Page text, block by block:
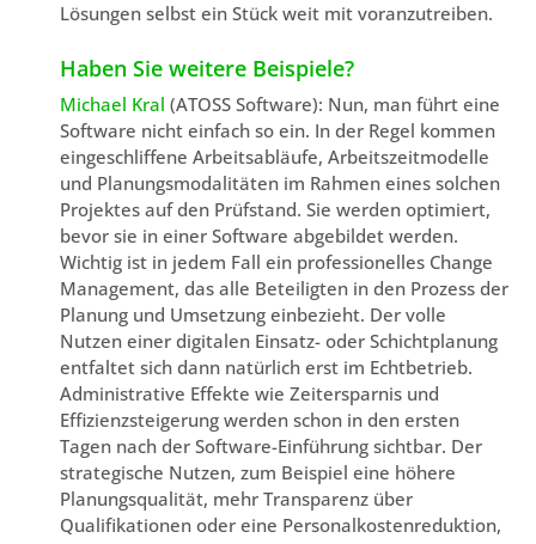
Lösungen selbst ein Stück weit mit voranzutreiben.
Haben Sie weitere Beispiele?
Michael Kral (ATOSS Software): Nun, man führt eine
Software nicht einfach so ein. In der Regel kommen
eingeschliffene Arbeitsabläufe, Arbeitszeitmodelle
und Planungsmodalitäten im Rahmen eines solchen
Projektes auf den Prüfstand. Sie werden optimiert,
bevor sie in einer Software abgebildet werden.
Wichtig ist in jedem Fall ein professionelles Change
Management, das alle Beteiligten in den Prozess der
Planung und Umsetzung einbezieht. Der volle
Nutzen einer digitalen Einsatz- oder Schichtplanung
entfaltet sich dann natürlich erst im Echtbetrieb.
Administrative Effekte wie Zeitersparnis und
Effizienzsteigerung werden schon in den ersten
Tagen nach der Software-Einführung sichtbar. Der
strategische Nutzen, zum Beispiel eine höhere
Planungsqualität, mehr Transparenz über
Qualifikationen oder eine Personalkostenreduktion,